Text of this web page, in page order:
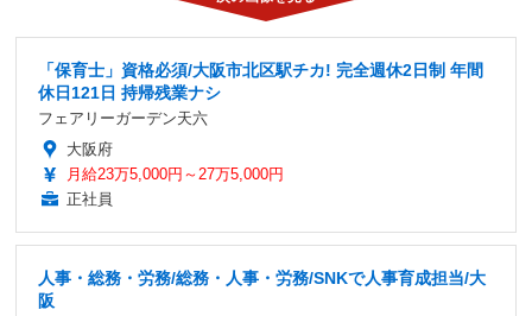
「保育士」資格必須/大阪市北区駅チカ! 完全週休2日制 年間
休日121日 持帰残業ナシ
フェアリーガーデン天六
大阪府
月給23万5,000円～27万5,000円
正社員
人事・総務・労務/総務・人事・労務/SNKで人事育成担当/大
阪